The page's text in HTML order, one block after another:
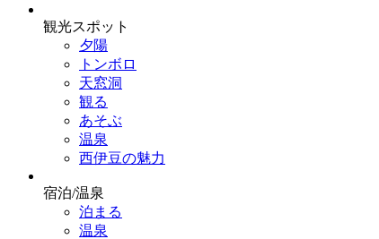
観光スポット
夕陽
トンボロ
天窓洞
観る
あそぶ
温泉
西伊豆の魅力
宿泊/温泉
泊まる
温泉